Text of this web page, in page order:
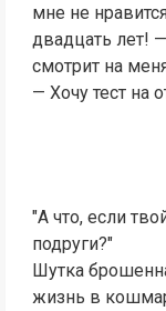
мне не
двадцать лет!
смотрит на
— Хочу тест на
"А что, если
подруги?"
Шутка
жизнь в